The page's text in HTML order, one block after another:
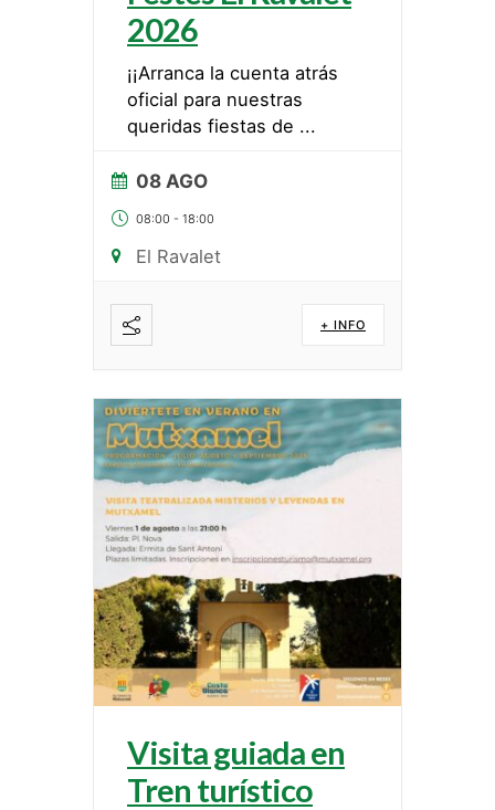
2026
¡¡Arranca la cuenta atrás
oficial para nuestras
queridas fiestas de ...
08 AGO
08:00 - 18:00
El Ravalet
+ INFO
Visita guiada en
Tren turístico